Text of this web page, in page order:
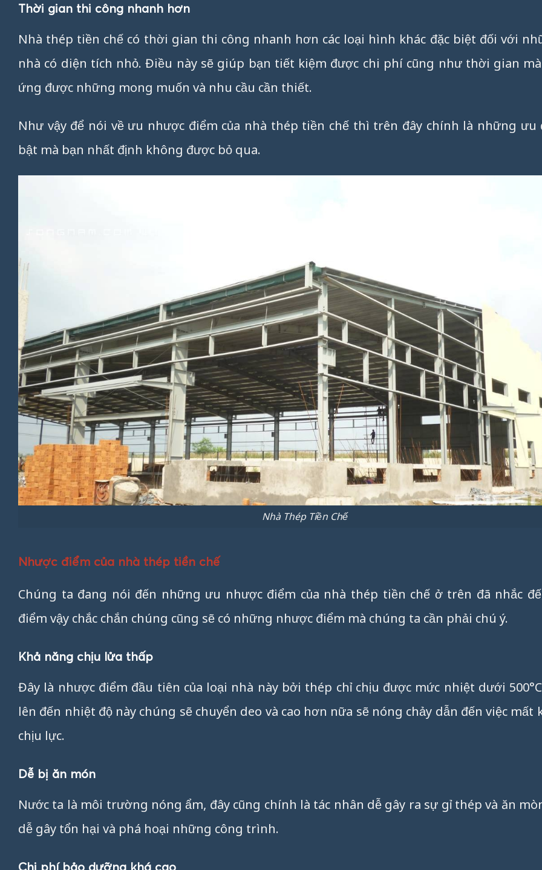
Thời gian thi công nhanh hơn
Nhà thép tiền chế có thời gian thi công nhanh hơn các loại hình khác đặc biệt đối với
nhà có diện tích nhỏ. Điều này sẽ giúp bạn tiết kiệm được chi phí cũng như thời gian
ứng được những mong muốn và nhu cầu cần thiết.
Như vậy để nói về ưu nhược điểm của nhà thép tiền chế thì trên đây chính là những ưu
bật mà bạn nhất định không được bỏ qua.
Nhà Thép Tiền Chế
Nhược điểm của nhà thép tiền chế
Chúng ta đang nói đến những ưu nhược điểm của nhà thép tiền chế ở trên đã nhắc
điểm vậy chắc chắn chúng cũng sẽ có những nhược điểm mà chúng ta cần phải chú ý.
Khả năng chịu lửa thấp
Đây là nhược điểm đầu tiên của loại nhà này bởi thép chỉ chịu được mức nhiệt dưới
lên đến nhiệt độ này chúng sẽ chuyển deo và cao hơn nữa sẽ nóng chảy dẫn đến việc mất
chịu lực.
Dễ bị ăn món
Nước ta là môi trường nóng ẩm, đây cũng chính là tác nhân dễ gây ra sự gỉ thép và ăn
dễ gây tổn hại và phá hoại những công trình.
Chi phí bảo dưỡng khá cao